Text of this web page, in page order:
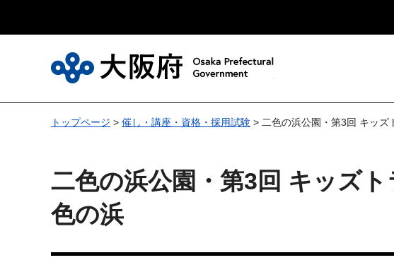
トップページ > 催し・講座・資格・採用試験 > 二色の浜公園・第3回 キッズ
二色の浜公園・第3回 キッズ
色の浜